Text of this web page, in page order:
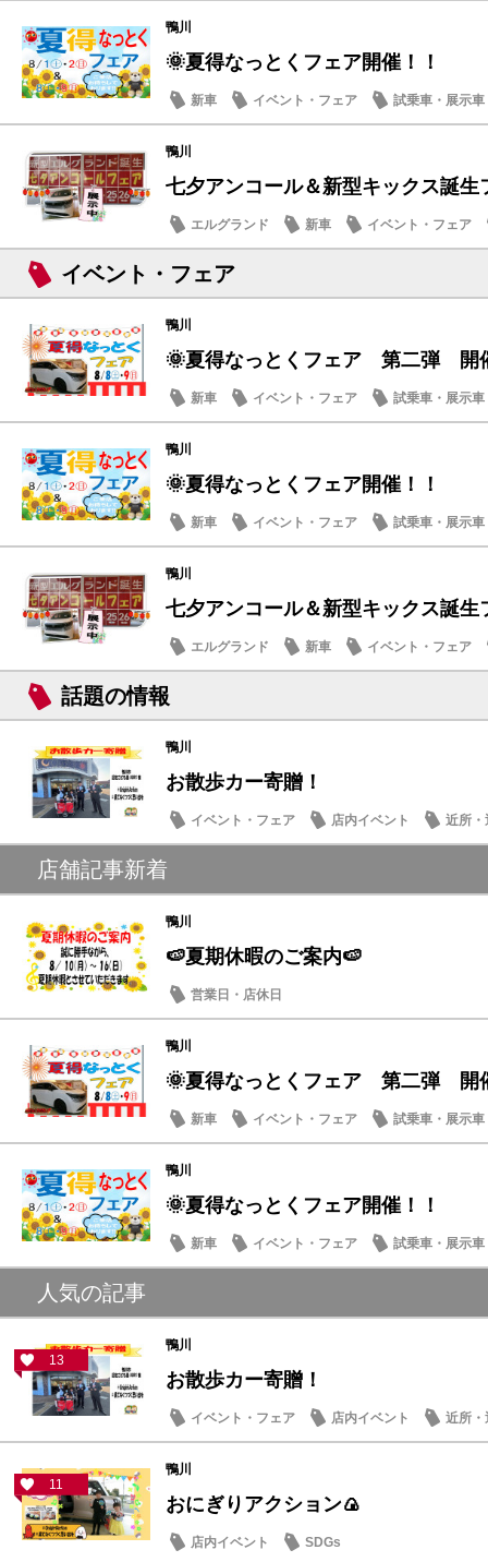
営業日・店休日
鴨川
🌞夏得なっとくフェア開催！！
新車 イベント・フェア 試乗車・展示車
鴨川
七夕アンコール＆新型キックス誕
エルグランド 新車
イベント・フェア
メンテナンス商品
イベント・フェア
鴨川
🌞夏得なっとくフェア 第二弾 開
新車 イベント・フェア
試乗車・展示車
営業日・店休日
鴨川
🌞夏得なっとくフェア開催！！
新車 イベント・フェア 試乗車・展示車
鴨川
七夕アンコール＆新型キックス誕
エルグランド 新車
イベント・フェア
メンテナンス商品
話題の情報
鴨川
お散歩カー寄贈！
イベント・フェア 店内イベント 近所・
店舗記事新着
鴨川
🍉夏期休暇のご案内🍉
営業日・店休日
鴨川
🌞夏得なっとくフェア 第二弾 開
新車 イベント・フェア
試乗車・展示車
営業日・店休日
鴨川
🌞夏得なっとくフェア開催！！
新車 イベント・フェア 試乗車・展示車
人気の記事
13
鴨川
お散歩カー寄贈！
イベント・フェア 店内イベント 近所・
11
鴨川
おにぎりアクション🍙
店内イベント SDGs